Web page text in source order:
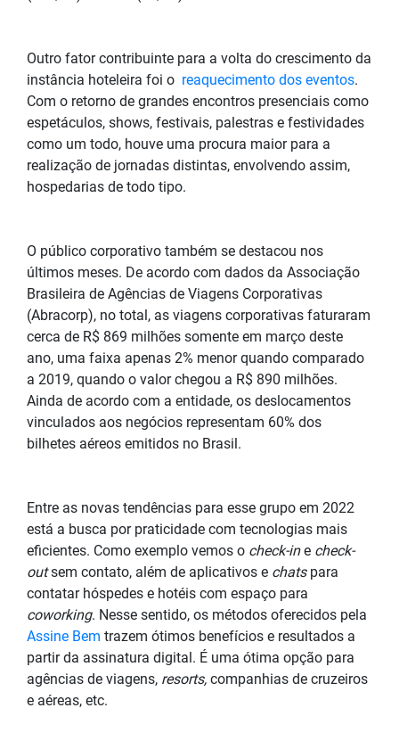
Outro fator contribuinte para a volta do crescimento da
instância hoteleira foi o reaquecimento dos eventos.
Com o retorno de grandes encontros presenciais como
espetáculos, shows, festivais, palestras e festividades
como um todo, houve uma procura maior para a
realização de jornadas distintas, envolvendo assim,
hospedarias de todo tipo.
O público corporativo também se destacou nos
últimos meses. De acordo com dados da Associação
Brasileira de Agências de Viagens Corporativas
(Abracorp), no total, as viagens corporativas faturaram
cerca de R$ 869 milhões somente em março deste
ano, uma faixa apenas 2% menor quando comparado
a 2019, quando o valor chegou a R$ 890 milhões.
Ainda de acordo com a entidade, os deslocamentos
vinculados aos negócios representam 60% dos
bilhetes aéreos emitidos no Brasil.
Entre as novas tendências para esse grupo em 2022
está a busca por praticidade com tecnologias mais
eficientes. Como exemplo vemos o check-ine check-
outsem contato, além de aplicativos e chats para
contatar hóspedes e hotéis com espaço para
coworking. Nesse sentido, os métodos oferecidos pela
Assine Bem trazem ótimos benefícios e resultados a
partir da assinatura digital. É uma ótima opção para
agências de viagens, resorts, companhias de cruzeiros
e aéreas, etc.